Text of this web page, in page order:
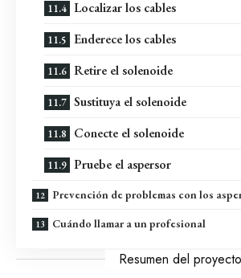
Localizar los cables
Enderece los cables
Retire el solenoide
Sustituya el solenoide
Conecte el solenoide
Pruebe el aspersor
Prevención de problemas con los
Cuándo llamar a un profesional
Resumen del proyecto